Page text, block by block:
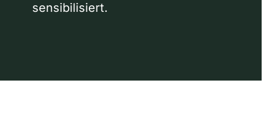
sensibilisiert.